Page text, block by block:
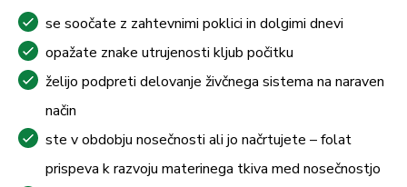
se soočate z zahtevnimi poklici in dolgimi dnevi
opažate znake utrujenosti kljub počitku
želijo podpreti delovanje živčnega sistema na naraven
način
ste v obdobju nosečnosti ali jo načrtujete – folat
prispeva k razvoju materinega tkiva med nosečnostjo